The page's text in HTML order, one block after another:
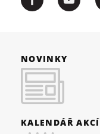
NOVINKY
KALENDÁŘ AKCÍ